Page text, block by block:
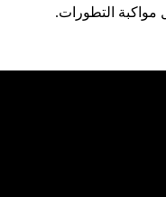
مواكبة التطورات.